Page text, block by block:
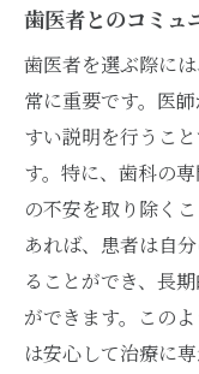
歯医者とのコミュ
歯医者を選ぶ際に
常に重要です。医
すい説明を行うこ
す。特に、歯科の
の不安を取り除く
あれば、患者は自
ることができ、長
ができます。この
は安心して治療に